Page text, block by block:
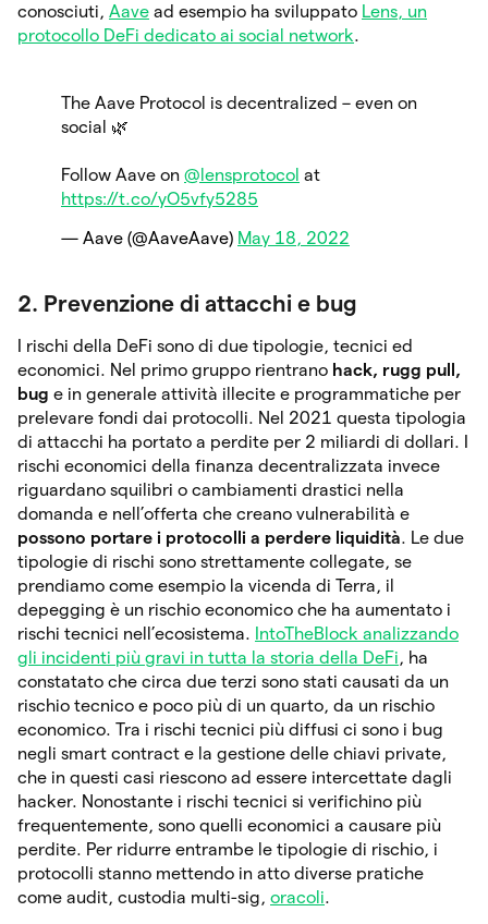
conosciuti, Aave ad esempio ha sviluppato Lens, un
protocollo DeFi dedicato ai social network.
The Aave Protocol is decentralized – even on
social 🌿
Follow Aave on @lensprotocol at
https://t.co/yO5vfy5285
— Aave (@AaveAave) May 18, 2022
2. Prevenzione di attacchi e bug
I rischi della DeFi sono di due tipologie, tecnici ed
economici. Nel primo gruppo rientrano hack, rugg pull,
bug e in generale attività illecite e programmatiche per
prelevare fondi dai protocolli. Nel 2021 questa tipologia
di attacchi ha portato a perdite per 2 miliardi di dollari. I
rischi economici della finanza decentralizzata invece
riguardano squilibri o cambiamenti drastici nella
domanda e nell’offerta che creano vulnerabilità e
possono portare i protocolli a perdere liquidità. Le due
tipologie di rischi sono strettamente collegate, se
prendiamo come esempio la vicenda di Terra, il
depegging è un rischio economico che ha aumentato i
rischi tecnici nell’ecosistema. IntoTheBlock analizzando
gli incidenti più gravi in tutta la storia della DeFi, ha
constatato che circa due terzi sono stati causati da un
rischio tecnico e poco più di un quarto, da un rischio
economico. Tra i rischi tecnici più diffusi ci sono i bug
negli smart contract e la gestione delle chiavi private,
che in questi casi riescono ad essere intercettate dagli
hacker. Nonostante i rischi tecnici si verifichino più
frequentemente, sono quelli economici a causare più
perdite. Per ridurre entrambe le tipologie di rischio, i
protocolli stanno mettendo in atto diverse pratiche
come audit, custodia multi-sig, oracoli.